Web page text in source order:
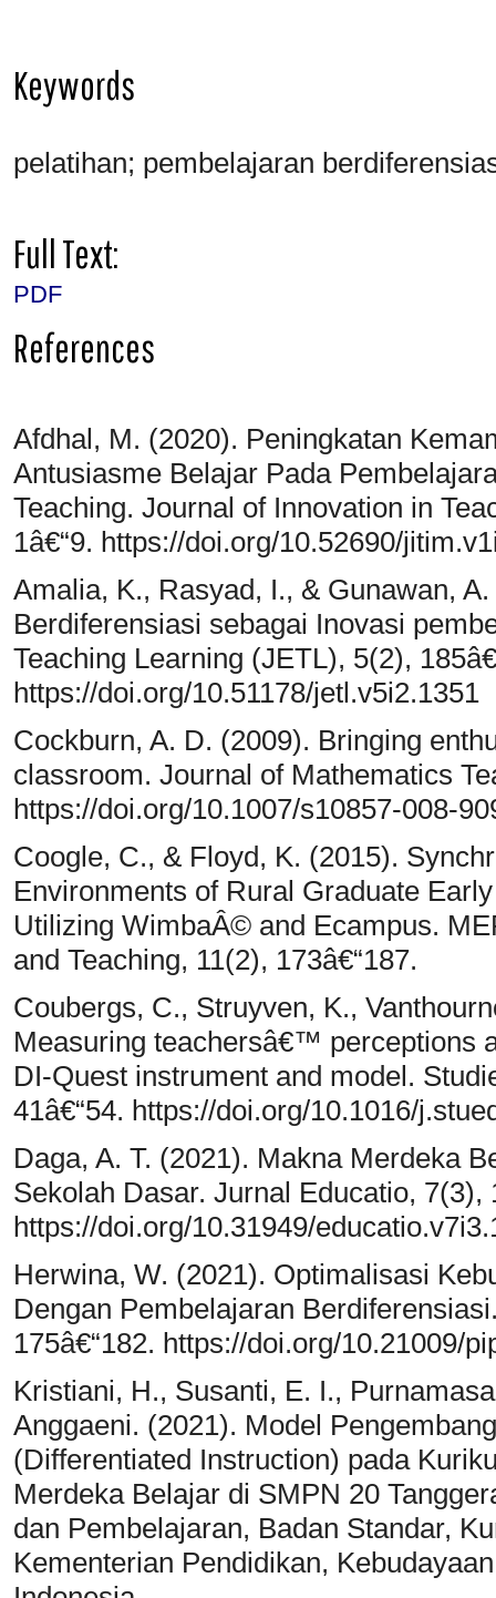
Keywords
pelatihan; pembelajaran
Full Text:
PDF
References
Afdhal, M. (2020). Peningkatan
Antusiasme Belajar Pada
Teaching. Journal of Innovation in
1â€“9. https://doi.org/10.52690/
Amalia, K., Rasyad, I., & Gunawan,
Berdiferensiasi sebagai Inovasi
Teaching Learning (JETL), 5(2),
https://doi.org/10.51178/jetl.v5i2.1351
Cockburn, A. D. (2009). Bringing
classroom. Journal of Mathematics
https://doi.org/10.1007/s10857-008-
Coogle, C., & Floyd, K. (2015).
Environments of Rural Graduate
Utilizing WimbaÂ© and Ecampus.
and Teaching, 11(2), 173â€“187.
Coubergs, C., Struyven, K.,
Measuring teachersâ€™ perceptions
DI-Quest instrument and model.
41â€“54. https://doi.org/10.1016/
Daga, A. T. (2021). Makna Merdeka
Sekolah Dasar. Jurnal Educatio, 7(3),
https://doi.org/10.31949/
Herwina, W. (2021). Optimalisasi
Dengan Pembelajaran
175â€“182. https://doi.org/10.21009/
Kristiani, H., Susanti, E. I.,
Anggaeni. (2021). Model
(Differentiated Instruction) pada
Merdeka Belajar di SMPN 20
dan Pembelajaran, Badan Standar,
Kementerian Pendidikan,